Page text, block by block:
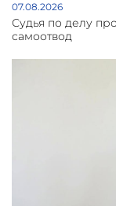
07.08.2026
Судья по делу
самоотвод